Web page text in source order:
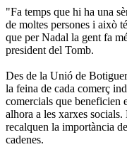
"Fa temps que hi ha una
de moltes persones i això
que per Nadal la gent fa
president del Tomb.
Des de la Unió de
la feina de cada comerç
comercials que beneficien
alhora a les xarxes socials.
recalquen la importància
cadenes.